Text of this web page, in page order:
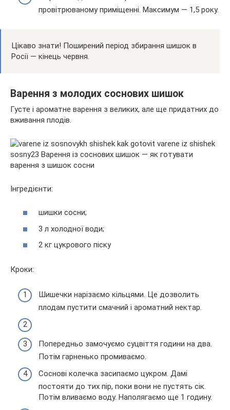
провітрюваному приміщенні. Максимум — 1,5 року.
Цікаво знати! Поширений період збирання шишок в
Росії — кінець червня.
Варення з молодих соснових шишок
Густе і ароматне варення з великих, але ще придатних до
вживання плодів.
Інгредієнти:
шишки сосни;
3 л холодної води;
2 кг цукрового піску
Кроки:
Шишечки нарізаємо кільцями. Це дозволить
плодам пустити смачний і ароматний нектар.
Попередньо замочуємо суцвіття години на два.
Потім гарненько промиваємо.
Соснові колечка засипаємо цукром. Дамі
постояти до тих пір, поки вони не пустять сік.
Потім вливаємо воду. Наполягаємо ще 1 годину.